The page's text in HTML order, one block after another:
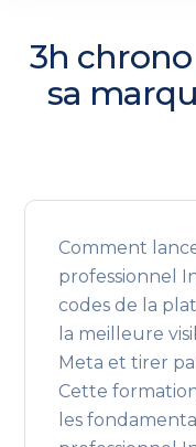
3h
sa
Comment
professionnel
codes de la
la meilleure
Meta et tirer
Cette
les